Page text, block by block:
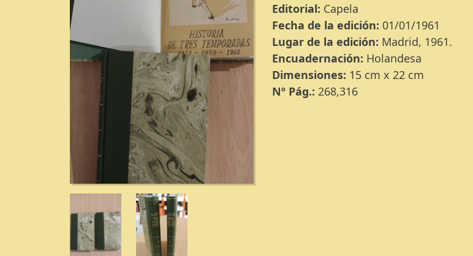
Editorial: Capela
Fecha de la edición: 01/01/1961
Lugar de la edición: Madrid, 1961.
Encuadernación: Holandesa
Dimensiones: 15 cm x 22 cm
Nº Pág.: 268,316